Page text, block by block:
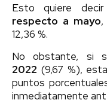
Esto quiere
respecto a mayo,
12,36 %.
No obstante, si
2022 (9,67 %),
puntos
inmediatamente